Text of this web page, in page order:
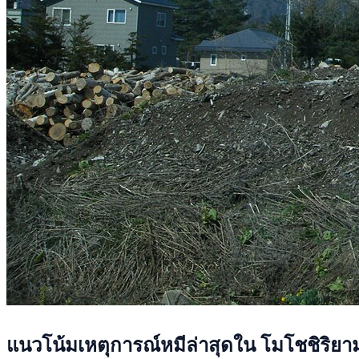
แนวโน้มเหตุการณ์หมีล่าสุดใน โมโชชิริยา